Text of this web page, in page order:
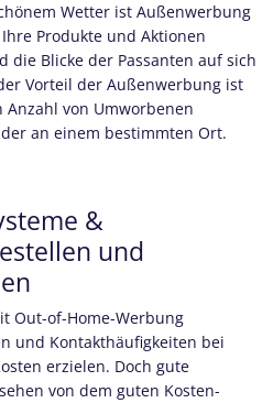
Wetter ist Außenwerbung
Produkte und Aktionen
die Blicke der Passanten auf sich
Vorteil der Außenwerbung ist
von Umworbenen
an einem bestimmten Ort.
&
und
Out-of-Home-Werbung
und Kontakthäufigkeiten bei
erzielen. Doch gute
von dem guten Kosten-